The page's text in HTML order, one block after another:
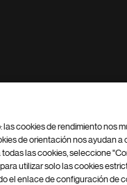
Configuración de
cookies de rendimiento nos
de orientación nos ayudan
las cookies, seleccione
utilizar solo las cookies
el enlace de configuración de